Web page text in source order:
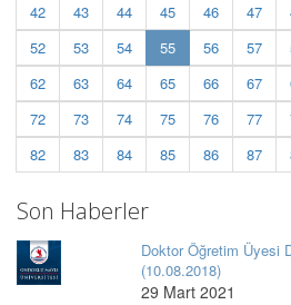
42
43 44 45 46 47
52
53 54 55(current)
56 57
62
63 64 65 66 67
72
73 74 75 76 77
82
83 84 85 86 87
Son Haberler
Doktor Öğretim Üyesi
(10.08.2018)
29 Mart 2021